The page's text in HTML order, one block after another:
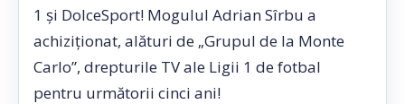
1 și DolceSport! Mogulul Adrian Sîrbu a
achiziţionat, alături de „Grupul de la Monte
Carlo”, drepturile TV ale Ligii 1 de fotbal
pentru următorii cinci ani!